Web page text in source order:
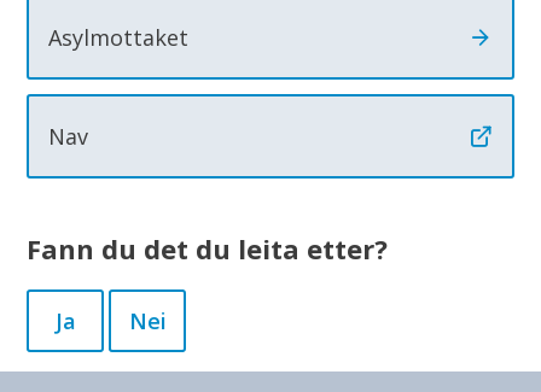
Asylmottaket
Nav
Fann du det du leita etter?
Ja Nei